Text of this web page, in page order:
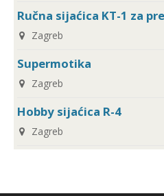
Ručna sijaćica KT-1 za
Zagreb
Supermotika
Zagreb
Hobby sijaćica R-4
Zagreb